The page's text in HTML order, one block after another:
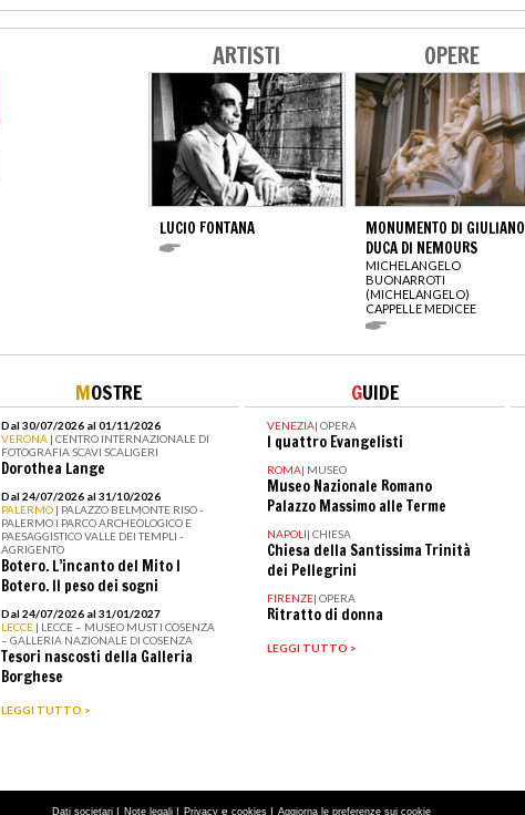
ARTISTI
LUCIO FONTANA
OPERE
MONUMENTO DI GIULIANO
DUCA DI NEMOURS
MICHELANGELO
BUONARROTI
(MICHELANGELO)
CAPPELLE MEDICEE
MOSTRE
Dal 30/07/2026 al 01/11/2026
VERONA | CENTRO INTERNAZIONALE DI
FOTOGRAFIA SCAVI SCALIGERI
Dorothea Lange
Dal 24/07/2026 al 31/10/2026
PALERMO | PALAZZO BELMONTE RISO -
PALERMO I PARCO ARCHEOLOGICO E
PAESAGGISTICO VALLE DEI TEMPLI -
AGRIGENTO
Botero. L’incanto del Mito I
Botero. Il peso dei sogni
Dal 24/07/2026 al 31/01/2027
LECCE | LECCE – MUSEO MUST I COSENZA
– GALLERIA NAZIONALE DI COSENZA
Tesori nascosti della Galleria
Borghese
LEGGI TUTTO >
GUIDE
VENEZIA| OPERA
I quattro Evangelisti
ROMA| MUSEO
Museo Nazionale Romano
Palazzo Massimo alle Terme
NAPOLI| CHIESA
Chiesa della Santissima Trinità
dei Pellegrini
FIRENZE| OPERA
Ritratto di donna
LEGGI TUTTO >
Dati societari | Note legali | Privacy e cookies | Aggiorna le preferenze sui cookie